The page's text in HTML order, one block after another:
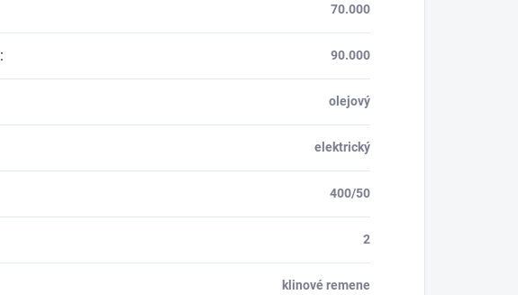
70.000
: 90.000
olejový
elektrický
400/50
2
klinové remene